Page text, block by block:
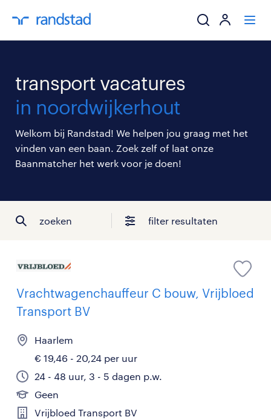
werkgevers
mijn carrière
over randstad
transport vacatures
in noordwijkerhout
Welkom bij Randstad! We helpen jou graag met het
vinden van een baan. Zoek zelf of laat onze
Baanmatcher het werk voor je doen!
zoeken filter resultaten
Vrachtwagenchauffeur C bouw, Vrijbloed
Transport BV
Haarlem
€ 19,46 - 20,24 per uur
24 - 48 uur, 3 - 5 dagen p.w.
Geen
Vrijbloed Transport BV